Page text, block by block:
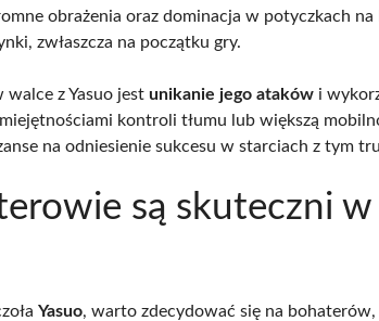
obrażenia oraz dominacja w potyczkach
zwłaszcza na początku gry.
walce z Yasuo jest unikanie jego ataków i
kontroli tłumu lub większą
na odniesienie sukcesu w starciach z tym
są skuteczni
Yasuo, warto zdecydować się na